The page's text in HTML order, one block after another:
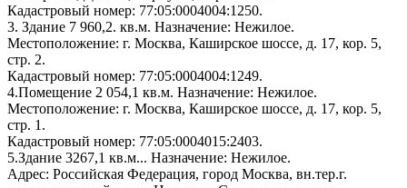
Кадастровый номер: 77:05:0004004:1250.
3. Здание 7 960,2. кв.м. Назначение: Нежилое.
Местоположение: г. Москва, Каширское шоссе, д. 17, кор. 5,
стр. 2.
Кадастровый номер: 77:05:0004004:1249.
4.Помещение 2 054,1 кв.м. Назначение: Нежилое.
Местоположение: г. Москва, Каширское шоссе, д. 17, кор. 5,
стр. 1.
Кадастровый номер: 77:05:0004015:2403.
5.Здание 3267,1 кв.м... Назначение: Нежилое.
Адрес: Российская Федерация, город Москва, вн.тер.г.